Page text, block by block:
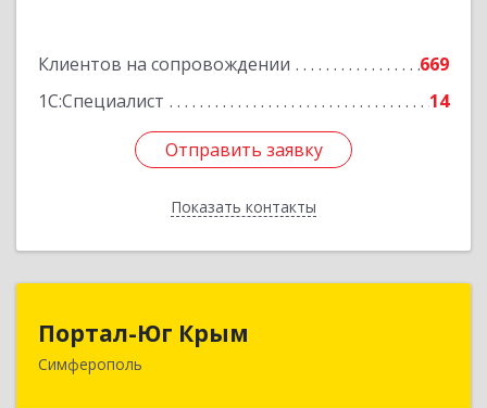
Клиентов на сопровождении
669
1С:Специалист
14
Отправить заявку
Показать контакты
Отправить заявку
Назад
Портал-Юг Крым
Симферополь
295015, Крым Респ, Симферополь г, Козлова ул,